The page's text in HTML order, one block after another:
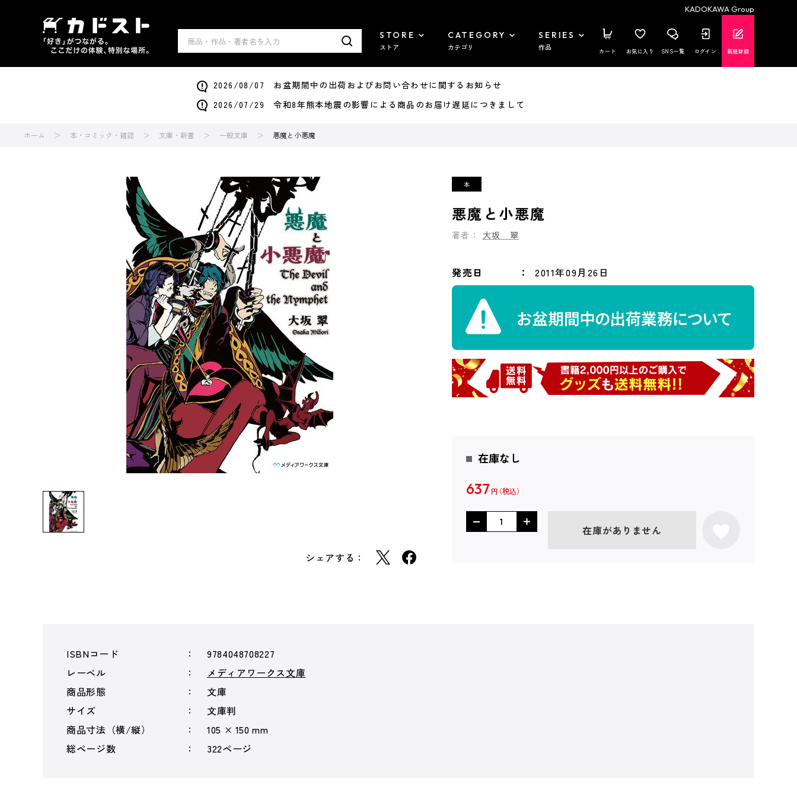
KADOKAWA Group
STORE
ストア
CATEGORY
カテゴリ
SERIES
作品 カート お気に入り SNS一覧 ログイン 新規登録
2026/08/07 お盆期間中の出荷およびお問い合わせに関するお知らせ
2026/07/29 令和8年熊本地震の影響による商品のお届け遅延につきまして
ホーム 本・コミック・雑誌 文庫・新書 一般文庫 悪魔と小悪魔
シェアする：
悪魔と小悪魔
著者： 大坂 翠
発売日 2011年09月26日
在庫なし
637 円
在庫がありません
ISBNコード
9784048708227
レーベル
メディアワークス文庫
商品形態
文庫
サイズ
文庫判
商品寸法（横/縦）
105 × 150 mm
総ページ数
322ページ